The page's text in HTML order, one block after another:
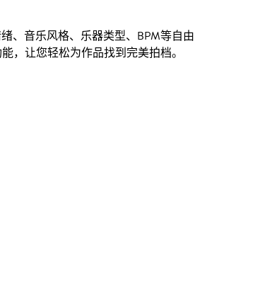
、音乐风格、乐器类型、BPM等自由
，让您轻松为作品找到完美拍档。